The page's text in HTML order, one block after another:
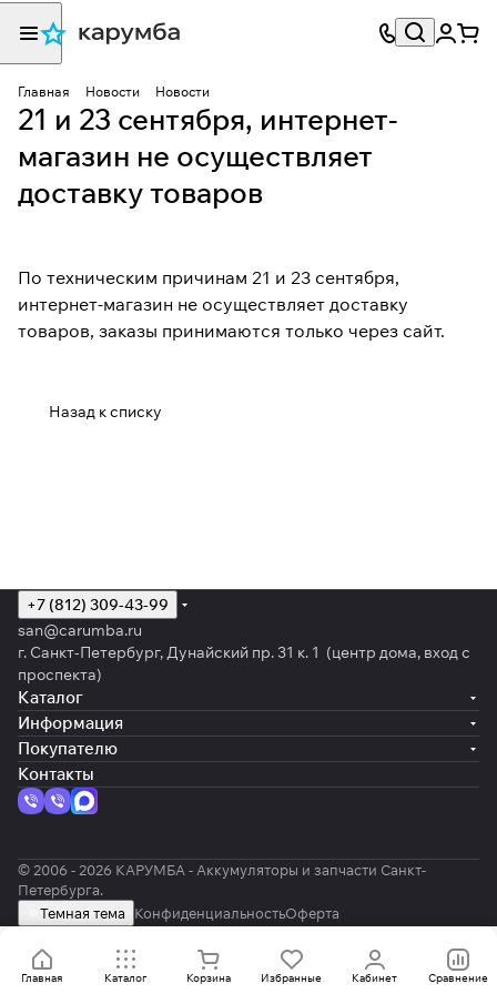
Главная Новости Новости
21 и 23 сентября, интернет-
магазин не осуществляет
доставку товаров
По техническим причинам 21 и 23 сентября,
интернет-магазин не осуществляет доставку
товаров, заказы принимаются только через сайт.
Назад к списку
Главная Каталог Корзина Избранные Кабинет Сравнение
+7 (812) 309-43-99
san@carumba.ru
г. Санкт-Петербург, Дунайский пр. 31 к. 1 (центр дома, вход с
проспекта)
Каталог
Информация
Покупателю
Контакты
© 2006 - 2026 КАРУМБА - Аккумуляторы и запчасти Санкт-
Петербурга.
Темная тема
КонфиденциальностьОферта